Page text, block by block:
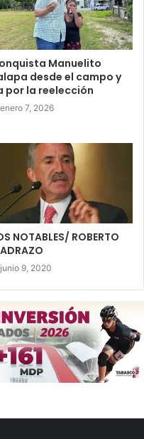
Manuelito
desde el campo y
por la reelección
enero 7, 2026
NOTABLES/ ROBERTO
junio 9, 2020